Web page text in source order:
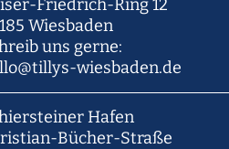
Friedrich-Ring 12
Wiesbaden
uns gerne:
wiesbaden.de
Hafen
Bücher-Straße